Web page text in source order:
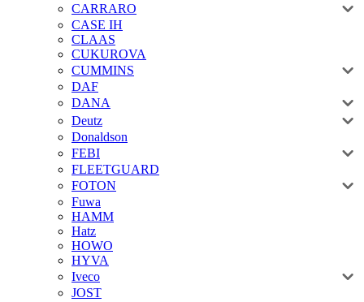
CARRARO
CASE IH
CLAAS
CUKUROVA
CUMMINS
DAF
DANA
Deutz
Donaldson
FEBI
FLEETGUARD
FOTON
Fuwa
HAMM
Hatz
HOWO
HYVA
Iveco
JOST